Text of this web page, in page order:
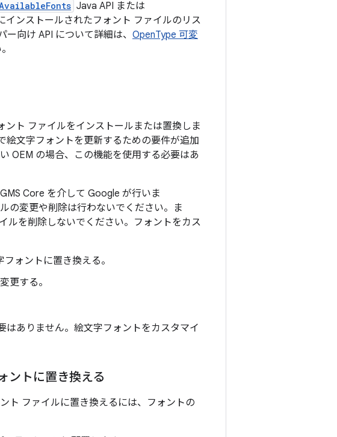
Java API または
インストールされたフォント ファイルのリス
向け API について詳細は、 OpenType 可変
ント ファイルをインストールまたは置換しま
絵文字フォントを更新するための要件が追加
OEM の場合、この機能を使用する必要はあ
Core を介して Google が行いま
の変更や削除は行わないでください。ま
ルを削除しないでください。フォントをカス
ォントに置き換える。
更する。
はありません。絵文字フォントをカスタマイ
ントに置き換える
ト ファイルに置き換えるには、フォントの